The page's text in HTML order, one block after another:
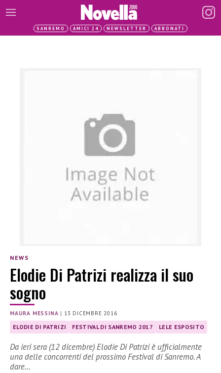
SANREMO AMICI 24 NEWSLETTER ABBONATI
NEWS
Elodie Di Patrizi realizza il suo
sogno
MAURA MESSINA | 13 DICEMBRE 2016
ELODIE DI PATRIZI FESTIVAL DI SANREMO 2017 LELE ESPOSITO
Da ieri sera (12 dicembre) Elodie Di Patrizi è ufficialmente
una delle concorrenti del prossimo Festival di Sanremo. A
dare…